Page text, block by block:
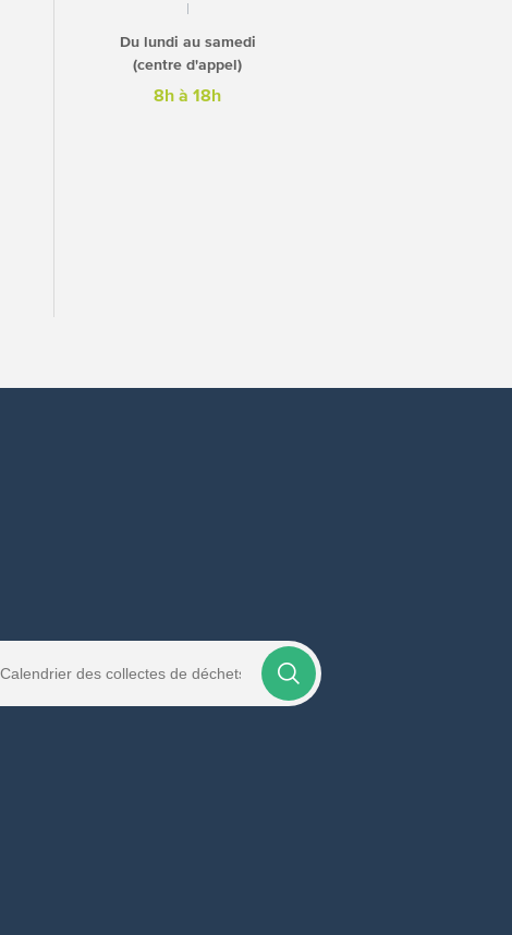
Du lundi au samedi
(centre d'appel)
8h à 18h